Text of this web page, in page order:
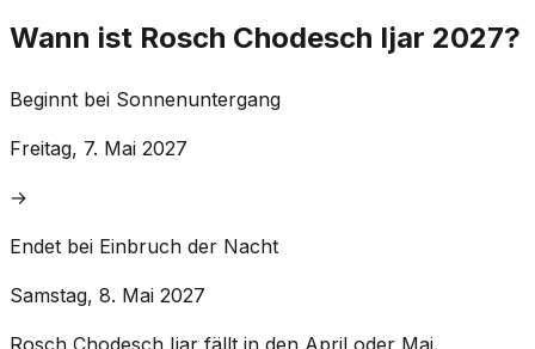
Wann ist Rosch Chodesch Ijar 2027?
Beginnt bei Sonnenuntergang
Freitag, 7. Mai 2027
→
Endet bei Einbruch der Nacht
Samstag, 8. Mai 2027
Rosch Chodesch Ijar fällt in den April oder Mai.